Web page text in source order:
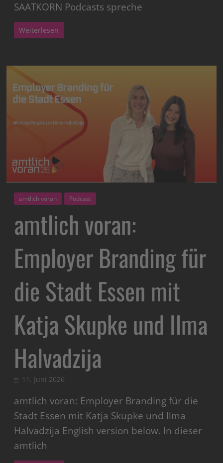
SAATKORN Podcasts spreche
Weiterlesen
amtlich voran Podcast
amtlich voran:
Employer Branding für
die Stadt Essen mit
Katja Skupke und Ilma
Halvadzija
11. Juni 2026
amtlich voran: Employer Branding für die
Stadt Essen mit Katja Skupke und Ilma
Halvadzija English version below. In dieser
amtlich